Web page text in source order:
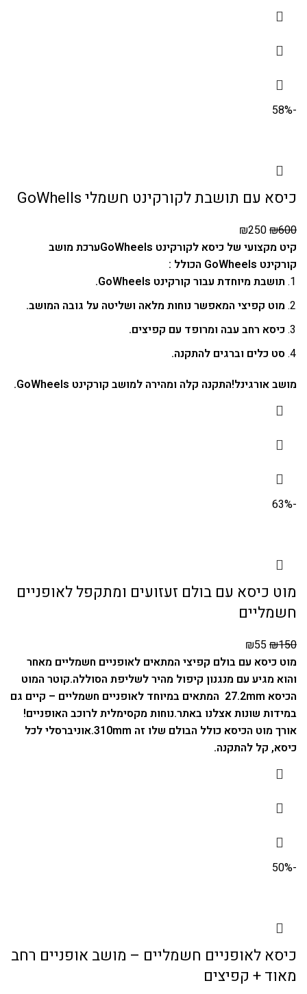
-58%
כיסא עם תושבת לקורקינט חשמלי GoWhells
₪600
₪250
קיט מקצועי של כיסא לקורקינט GoWheels
ערכת מושב
קורקינט GoWheels הכולל :
תושבת מיוחדת עבור קורקינט GoWheels.
מוט קפיצי המאפשר נוחות מלאה ושליטה על גובה המושב.
כיסא רחב עבה ומרופד עם קפיצים.
סט כלים וברגים להתקנה.
מושב אורגינל!התקנה קלה ומהירה למושב קורקינט GoWheels.
-63%
מוט כיסא עם בולם זעזועים ומתקפל לאופניים
חשמליים
₪150
₪55
מוט כיסא עם בולם קפיצי המתאים לאופניים חשמליים מאחר
והוא מגיע עם מנגנון קיפול מהיר לשליפת הסוללה.קוטר המוט
הכיסא 27.2mm המתאים במיוחד לאופניים חשמליים – קיים גם
במידות שונות אצלנו באתר.נוחות מקסימלית לרוכב האופניים!
אורך מוט הכיסא כולל הבולם שלו זה 310mm.
אוניברסלי לכל
כיסא, קל להתקנה.
-50%
כיסא לאופניים חשמליים – מושב אופניים רחב
מאוד + קפיצים